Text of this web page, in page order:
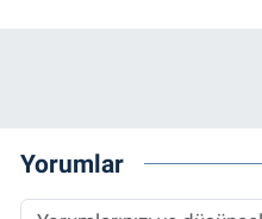
Yorumlar